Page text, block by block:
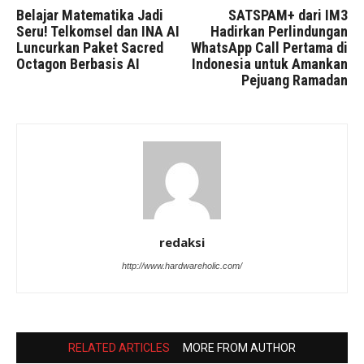
Belajar Matematika Jadi
Seru! Telkomsel dan INA AI
Luncurkan Paket Sacred
Octagon Berbasis AI
SATSPAM+ dari IM3
Hadirkan Perlindungan
WhatsApp Call Pertama di
Indonesia untuk Amankan
Pejuang Ramadan
redaksi
http://www.hardwareholic.com/
RELATED ARTICLES MORE FROM AUTHOR